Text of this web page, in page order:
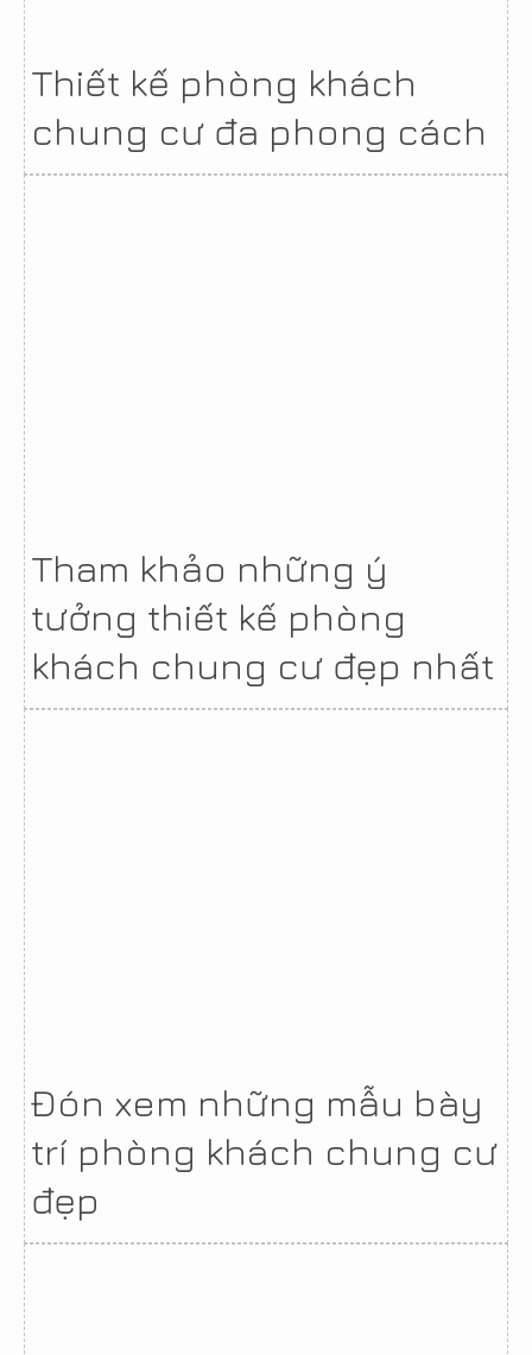
Thiết kế phòng khách
chung cư đa phong cách
Tham khảo những ý
tưởng thiết kế phòng
khách chung cư đẹp nhất
Đón xem những mẫu bày
trí phòng khách chung cư
đẹp